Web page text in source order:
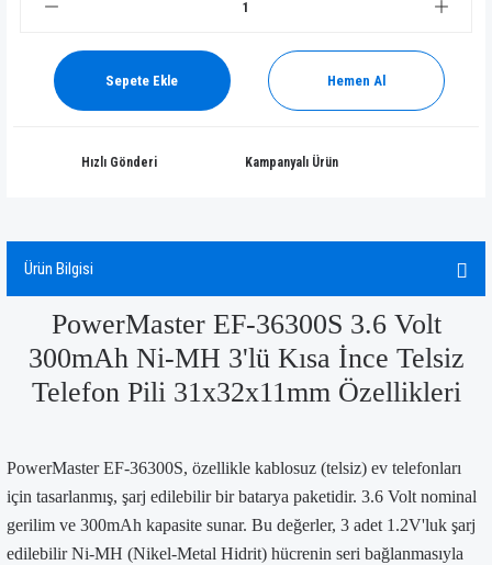
Sepete Ekle Hemen Al
Hızlı Gönderi Kampanyalı Ürün
Ürün Bilgisi
PowerMaster EF-36300S 3.6 Volt
300mAh Ni-MH 3'lü Kısa İnce Telsiz
Telefon Pili 31x32x11mm Özellikleri
PowerMaster EF-36300S, özellikle kablosuz (telsiz) ev telefonları
için tasarlanmış, şarj edilebilir bir batarya paketidir. 3.6 Volt nominal
gerilim ve 300mAh kapasite sunar. Bu değerler, 3 adet 1.2V'luk şarj
edilebilir Ni-MH (Nikel-Metal Hidrit) hücrenin seri bağlanmasıyla